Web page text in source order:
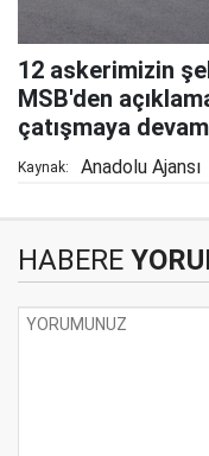
12 askerimizin
MSB'den
çatışmaya
Kaynak: Anadolu Ajansı
HABERE